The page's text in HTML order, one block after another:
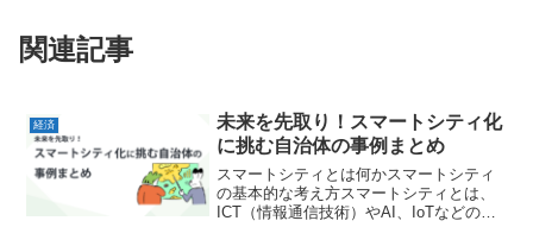
関連記事
経済
未来を先取り！スマートシティ化
に挑む自治体の事例まとめ
スマートシティとは何かスマートシティ
の基本的な考え方スマートシティとは、
ICT（情報通信技術）やAI、IoTなどの先